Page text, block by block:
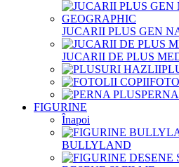
JUCARII PLUS GEN
JUCARII DE PLUS
FIGURINE
Înapoi
BULLYLAND